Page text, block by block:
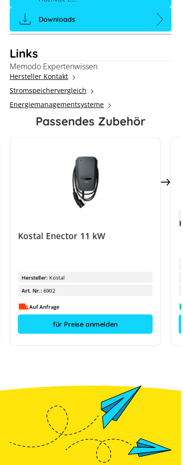
KOSTAL HELIVOR HV 12,8 kWh
Links
Memodo Expertenwissen
Hersteller Kontakt
Stromspeichervergleich
Energiemanagementsysteme
Downloads
Passendes Zubehör
Kostal Enector 11 kW
Hersteller: Kostal
Art. Nr.: 6902
Auf Anfrage
für Preise anmelden